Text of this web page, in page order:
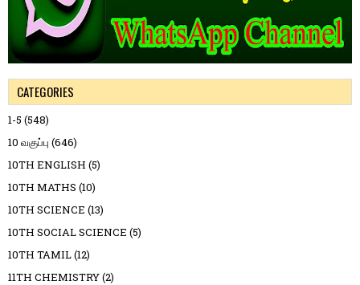
CATEGORIES
1-5 (548)
10 வகுப்பு (646)
10TH ENGLISH (5)
10TH MATHS (10)
10TH SCIENCE (13)
10TH SOCIAL SCIENCE (5)
10TH TAMIL(12)
11TH CHEMISTRY(2)